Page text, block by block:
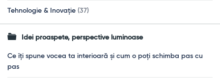
Tehnologie & Inovație (37)
Idei proaspete, perspective luminoase
Ce îți spune vocea ta interioară și cum o poți schimba pas cu
pas